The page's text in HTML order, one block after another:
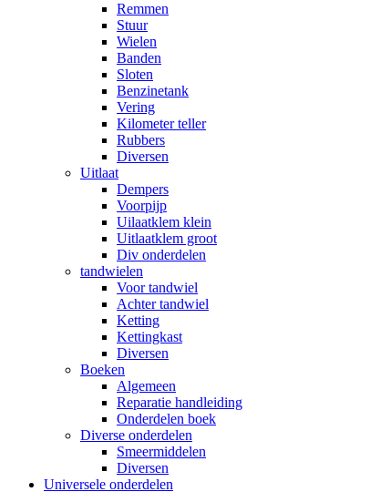
Remmen
Stuur
Wielen
Banden
Sloten
Benzinetank
Vering
Kilometer teller
Rubbers
Diversen
Uitlaat
Dempers
Voorpijp
Uilaatklem klein
Uitlaatklem groot
Div onderdelen
tandwielen
Voor tandwiel
Achter tandwiel
Ketting
Kettingkast
Diversen
Boeken
Algemeen
Reparatie handleiding
Onderdelen boek
Diverse onderdelen
Smeermiddelen
Diversen
Universele onderdelen